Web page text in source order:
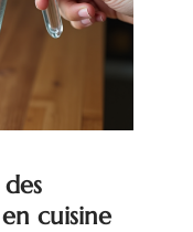
cuisine